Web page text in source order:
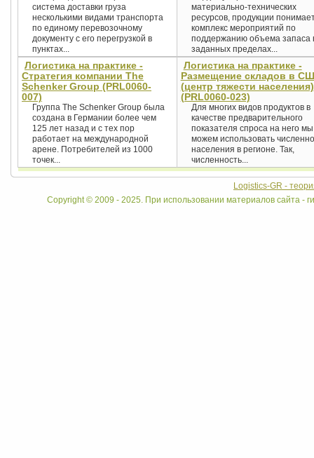
система доставки груза
несколькими видами транспорта
по единому перевозочному
документу с его перегрузкой в
пунктах...
материально-технических
ресурсов, продукции
комплекс мероприятий по
поддержанию объема запаса
заданных пределах...
Логистика на практике -
Стратегия компании The
Schenker Group (PRL0060-
007)
Группа The Schenker Group была
создана в Германии более чем
125 лет назад и с тех пор
работает на международной
арене. Потребителей из 1000
точек...
Логистика на практике -
Размещение складов в
(центр тяжести населения)
(PRL0060-023)
Для многих видов продуктов в
качестве предварительного
показателя спроса на него мы
можем использовать
населения в регионе. Так,
численность...
Logistics-GR -
Copyright © 2009 - 2025. При использовании материалов сайта -